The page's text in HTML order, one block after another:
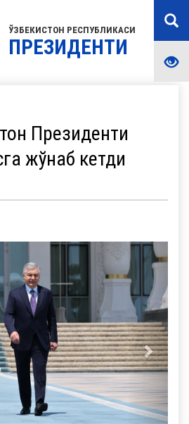
ЎЗБЕКИСТОН РЕСПУБЛИКАСИ
ПРЕЗИДЕНТИ
Президенти
жўнаб кетди